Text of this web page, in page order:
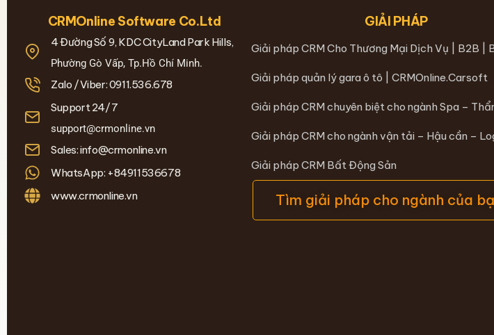
CRMOnline Software Co.Ltd
4 Đường Số 9, KDC CityLand Park Hills,
Phường Gò Vấp, Tp.Hồ Chí Minh.
Zalo /Viber: 0911.536.678
Support 24/7
support@crmonline.vn
Sales: info@crmonline.vn
WhatsApp: +84911536678
www.crmonline.vn
GIẢI PHÁP
Giải pháp CRM Cho Thương Mại Dịch Vụ | B2B |
Giải pháp quản lý gara ô tô | CRMOnline.Carsoft
Giải pháp CRM chuyên biệt cho ngành Spa –
Giải pháp CRM cho ngành vận tải – Hậu cần –
Giải pháp CRM Bất Động Sản
Tìm giải pháp cho ngành của